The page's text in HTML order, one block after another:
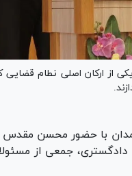
از ارکان اصلی نطام قضایی
با حضور محسن مقدس
جمعی از